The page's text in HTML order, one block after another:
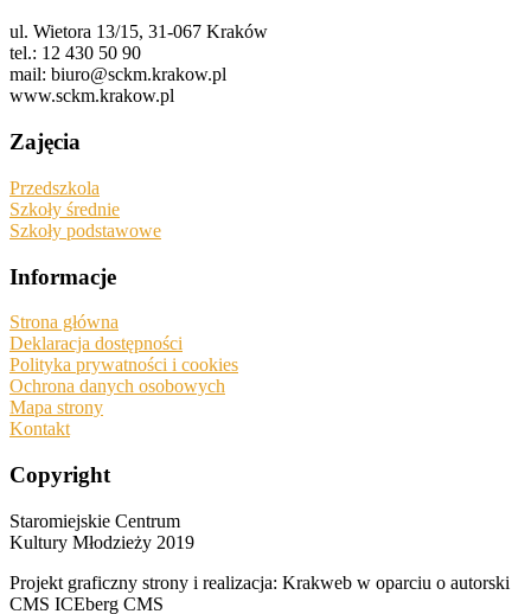
ul. Wietora 13/15, 31-067 Kraków
tel.: 12 430 50 90
mail: biuro@sckm.krakow.pl
www.sckm.krakow.pl
Zajęcia
Przedszkola
Szkoły średnie
Szkoły podstawowe
Informacje
Strona główna
Deklaracja dostępności
Polityka prywatności i cookies
Ochrona danych osobowych
Mapa strony
Kontakt
Copyright
Staromiejskie Centrum
Kultury Młodzieży 2019
Projekt graficzny strony i realizacja: Krakweb w oparciu o autorski
CMS ICEberg CMS